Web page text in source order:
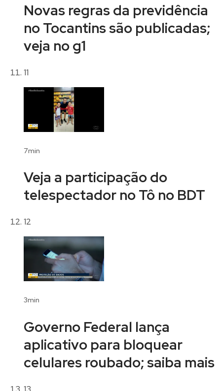
Novas regras da previdência
no Tocantins são publicadas;
veja no g1
11
7min
Veja a participação do
telespectador no Tô no BDT
12
3min
Governo Federal lança
aplicativo para bloquear
celulares roubado; saiba mais